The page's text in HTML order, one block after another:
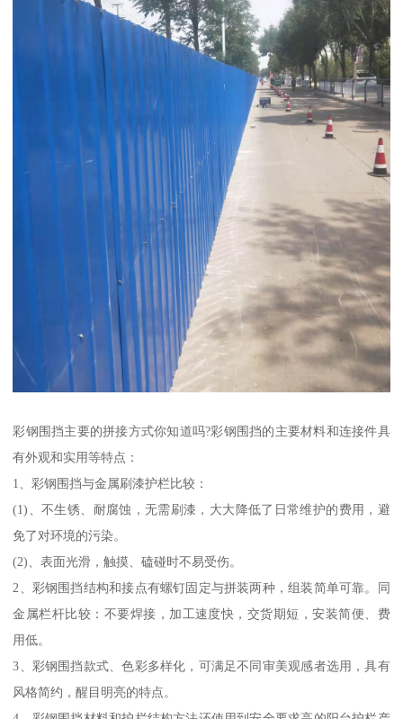
彩钢围挡主要的拼接方式你知道吗?彩钢围挡的主要材料和连接件具
有外观和实用等特点：
1、彩钢围挡与金属刷漆护栏比较：
(1)、不生锈、耐腐蚀，无需刷漆，大大降低了日常维护的费用，避
免了对环境的污染。
(2)、表面光滑，触摸、磕碰时不易受伤。
2、彩钢围挡结构和接点有螺钉固定与拼装两种，组装简单可靠。同
金属栏杆比较：不要焊接，加工速度快，交货期短，安装简便、费
用低。
3、彩钢围挡款式、色彩多样化，可满足不同审美观感者选用，具有
风格简约，醒目明亮的特点。